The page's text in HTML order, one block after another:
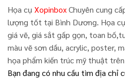
Họa cụ XopinboxChuyên cung
lượng tốt tại Bình Dương. Họa
giá vẽ, giá sắt gấp gọn, toan
màu vẽ sơn dầu, acrylic, poster,
họa phẩm kiến trúc mỹ thuật
Bạn đang có nhu cầu tìm địa chỉ